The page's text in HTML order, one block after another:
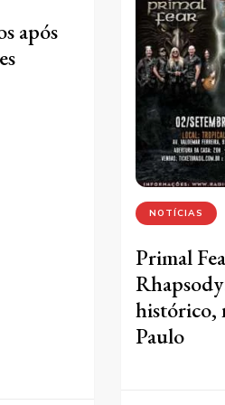
após
NOTÍCIAS
Primal
histórico,
Paulo